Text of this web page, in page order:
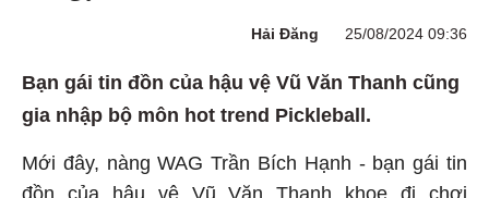
Hải Đăng 25/08/2024 09:36
Bạn gái tin đồn của hậu vệ Vũ Văn Thanh cũng
gia nhập bộ môn hot trend Pickleball.
Mới đây, nàng WAG Trần Bích Hạnh - bạn gái tin
đồn của hậu vệ Vũ Văn Thanh khoe đi chơi